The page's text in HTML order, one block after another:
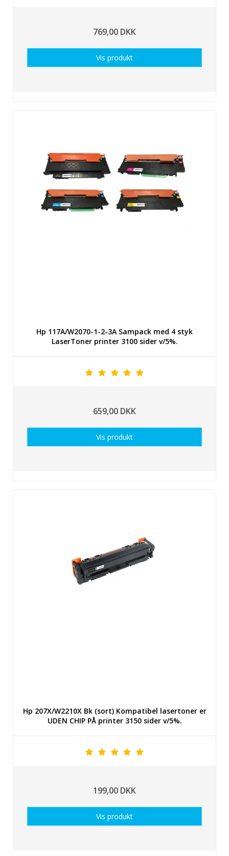
769,00 DKK
Vis produkt
Hp 117A/W2070-1-2-3A Sampack med 4 styk
LaserToner printer 3100 sider v/5%.
659,00 DKK
Vis produkt
Hp 207X/W2210X Bk (sort) Kompatibel lasertoner er
UDEN CHIP PÅ printer 3150 sider v/5%.
199,00 DKK
Vis produkt